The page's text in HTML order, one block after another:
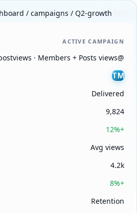
/ campaigns / Q2-growth
ACTIVE CAMPAIGN
@eaglepostviews · Members + Posts views
TM
Delivered
9,824
+12%
Avg views
4.2k
+8%
Retention